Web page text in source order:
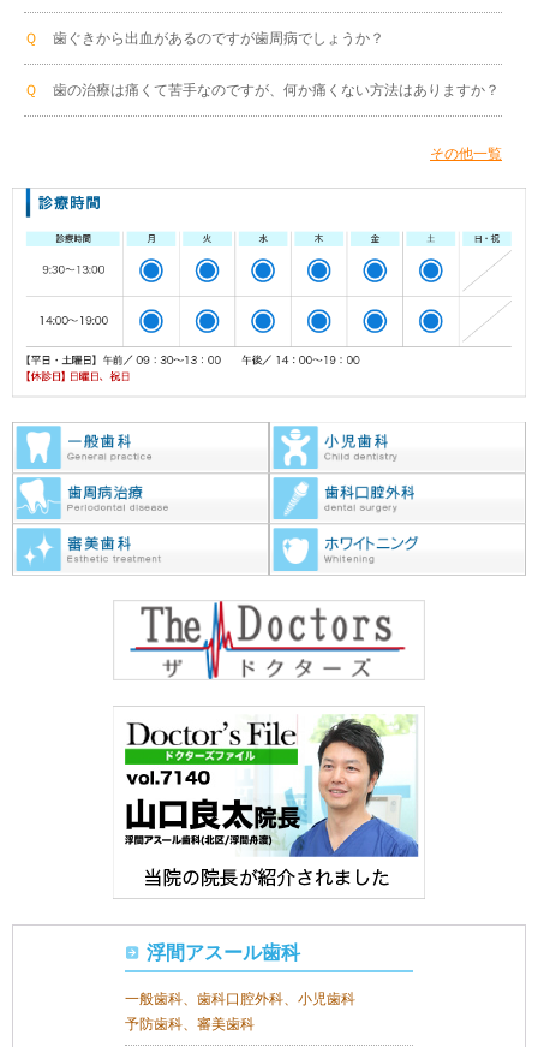
Ｑ 歯ぐきから出血があるのですが歯周病でしょうか？
Ｑ 歯の治療は痛くて苦手なのですが、何か痛くない方法はありますか？
その他一覧
浮間アスール歯科
一般歯科、歯科口腔外科、小児歯科
予防歯科、審美歯科